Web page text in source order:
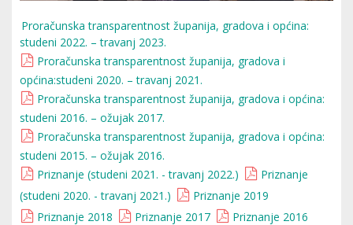
Proračunska transparentnost županija, gradova i općina:
studeni 2022. – travanj 2023.
Proračunska transparentnost županija, gradova i
općina:studeni 2020. – travanj 2021.
Proračunska transparentnost županija, gradova i općina:
studeni 2016. – ožujak 2017.
Proračunska transparentnost županija, gradova i općina:
studeni 2015. – ožujak 2016.
Priznanje (studeni 2021. - travanj 2022.)
Priznanje
(studeni 2020. - travanj 2021.)
Priznanje 2019
Priznanje 2018
Priznanje 2017 Priznanje 2016